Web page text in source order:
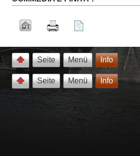
Seite Menü Info
Seite Menü Info